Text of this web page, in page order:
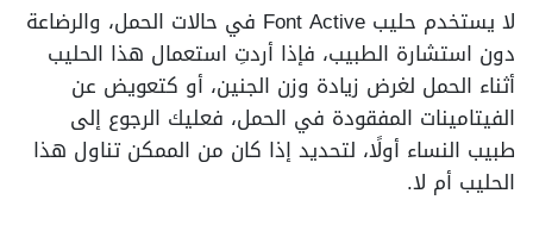
لا يستخدم حليب Font Active في حالات الحمل، والرضاعة
دون استشارة الطبيب، فإذا أردتِ استعمال هذا الحليب
أثناء الحمل لغرض زيادة وزن الجنين، أو كتعويض عن
الفيتامينات المفقودة في الحمل، فعليك الرجوع إلى
طبيب النساء أولًا، لتحديد إذا كان من الممكن تناول هذا
الحليب أم لا.